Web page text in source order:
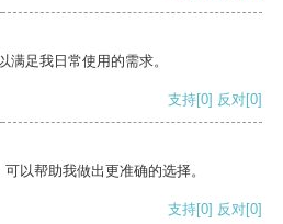
满足我日常使用的需求。
支持[0] 反对[0]
以帮助我做出更准确的选择。
支持[0] 反对[0]